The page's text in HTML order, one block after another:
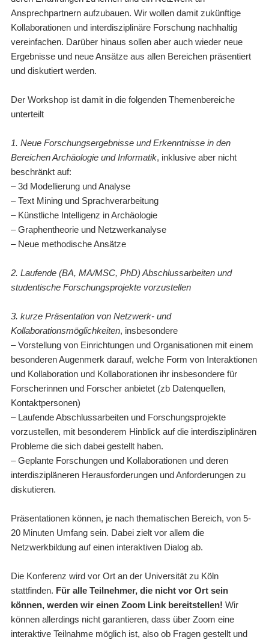
Ansprechpartnern aufzubauen. Wir wollen damit zukünftige
Kollaborationen und interdisziplinäre Forschung nachhaltig
vereinfachen. Darüber hinaus sollen aber auch wieder neue
Ergebnisse und neue Ansätze aus allen Bereichen präsentiert
und diskutiert werden.
Der Workshop ist damit in die folgenden Themenbereiche
unterteilt
1. Neue Forschungsergebnisse und Erkenntnisse in den
Bereichen Archäologie und Informatik, inklusive aber nicht
beschränkt auf:
– 3d Modellierung und Analyse
– Text Mining und Sprachverarbeitung
– Künstliche Intelligenz in Archäologie
– Graphentheorie und Netzwerkanalyse
– Neue methodische Ansätze
2. Laufende (BA, MA/MSC, PhD) Abschlussarbeiten und
studentische Forschungsprojekte vorzustellen
3. kurze Präsentation von Netzwerk- und
Kollaborationsmöglichkeiten, insbesondere
– Vorstellung von Einrichtungen und Organisationen mit einem
besonderen Augenmerk darauf, welche Form von Interaktionen
und Kollaboration und Kollaborationen ihr insbesondere für
Forscherinnen und Forscher anbietet (zb Datenquellen,
Kontaktpersonen)
– Laufende Abschlussarbeiten und Forschungsprojekte
vorzustellen, mit besonderem Hinblick auf die interdisziplinären
Probleme die sich dabei gestellt haben.
– Geplante Forschungen und Kollaborationen und deren
interdiszipläneren Herausforderungen und Anforderungen zu
diskutieren.
Präsentationen können, je nach thematischen Bereich, von 5-
20 Minuten Umfang sein. Dabei zielt vor allem die
Netzwerkbildung auf einen interaktiven Dialog ab.
Die Konferenz wird vor Ort an der Universität zu Köln
stattfinden. Für alle Teilnehmer, die nicht vor Ort sein
können, werden wir einen Zoom Link bereitstellen! Wir
können allerdings nicht garantieren, dass über Zoom eine
interaktive Teilnahme möglich ist, also ob Fragen gestellt und